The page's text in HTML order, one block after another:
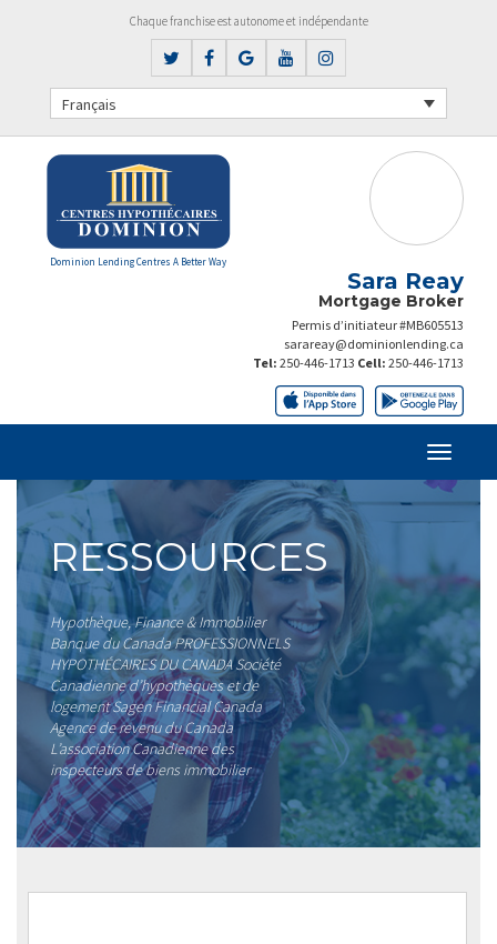
Chaque franchise est autonome et indépendante
Français
Dominion Lending Centres A Better Way
Sara Reay
Mortgage Broker
Permis d’initiateur #MB605513
sarareay@dominionlending.ca
Tel: 250-446-1713 Cell: 250-446-1713
RESSOURCES
Hypothèque, Finance & Immobilier
Banque du Canada PROFESSIONNELS
HYPOTHÉCAIRES DU CANADA Société
Canadienne d’hypothèques et de
logement Sagen Financial Canada
Agence de revenu du Canada
L’association Canadienne des
inspecteurs de biens immobilier